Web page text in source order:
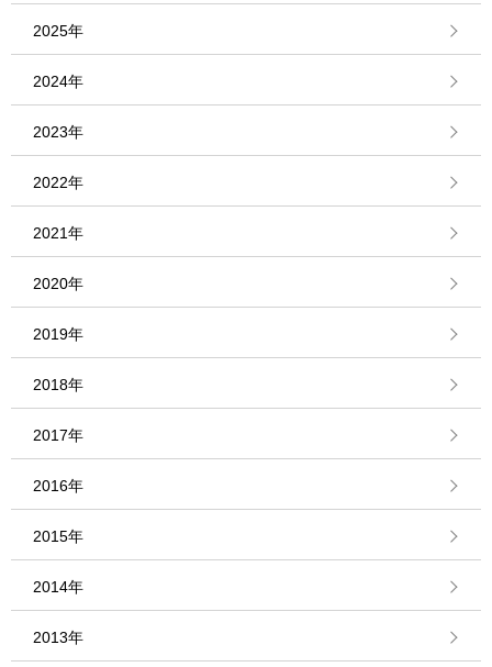
2025年
2024年
2023年
2022年
2021年
2020年
2019年
2018年
2017年
2016年
2015年
2014年
2013年